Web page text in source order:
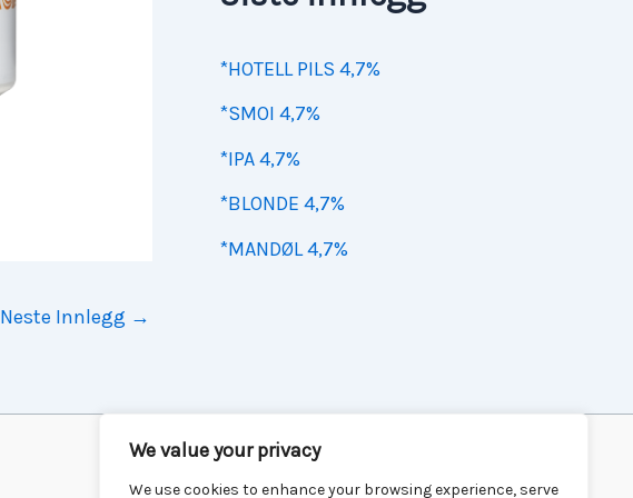
We value your privacy
We use cookies to enhance your browsing experience, serve
Neste Innlegg →
*HOTELL PILS 4,7%
*SMOI 4,7%
*IPA 4,7%
*BLONDE 4,7%
*MANDØL 4,7%